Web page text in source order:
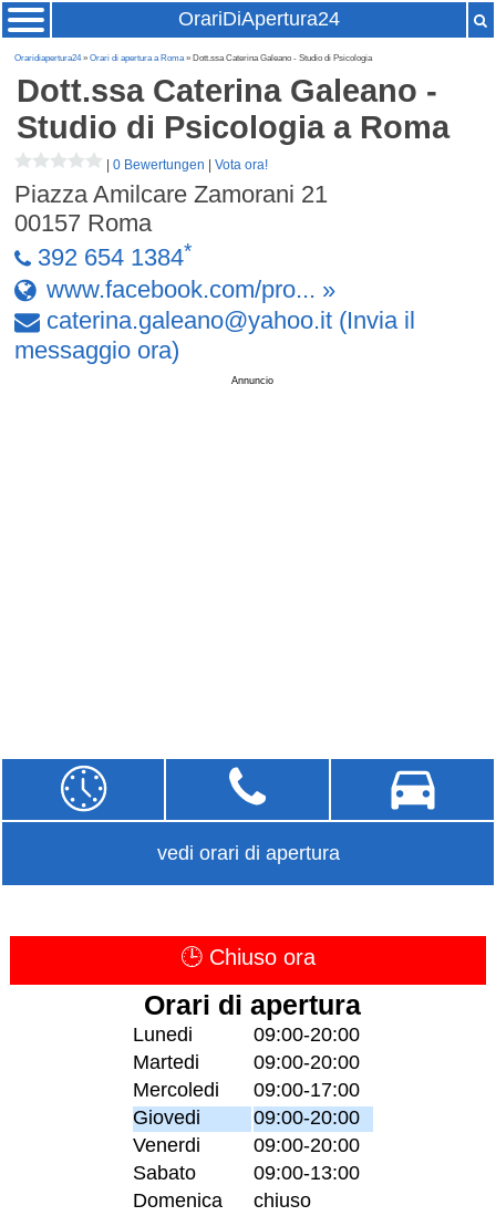
OrariDiApertura24
Oraridiapertura24»Orari di apertura a Roma» Dott.ssa Caterina Galeano - Studio di Psicologia
Dott.ssa Caterina Galeano -
Studio di Psicologiaa Roma
|0 Bewertungen |Vota ora!
Piazza Amilcare Zamorani 21
00157 Roma
392 654 1384*
www.facebook.com/pro... »
caterina.galeano@yahoo.it (Invia il
messaggio ora)
Annuncio
vedi orari di apertura
🕒 Chiuso ora
Orari di apertura
Lunedi
09:00-20:00
Martedi
09:00-20:00
Mercoledi
09:00-17:00
Giovedi
09:00-20:00
Venerdi
09:00-20:00
Sabato
09:00-13:00
Domenica
chiuso